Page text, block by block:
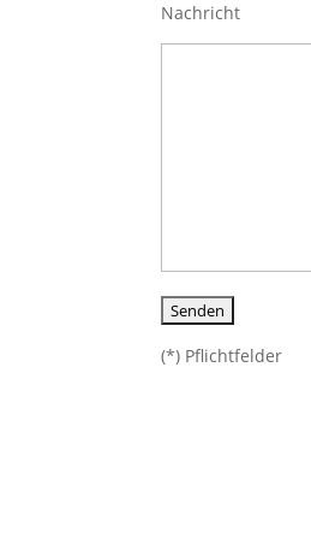
Nachricht
(*) Pflichtfelder